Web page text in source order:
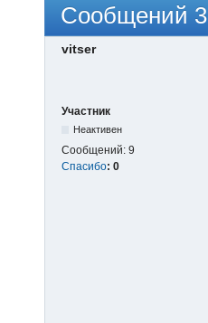
Сообщений 3
vitser
Участник
Неактивен
Сообщений: 9
Спасибо: 0